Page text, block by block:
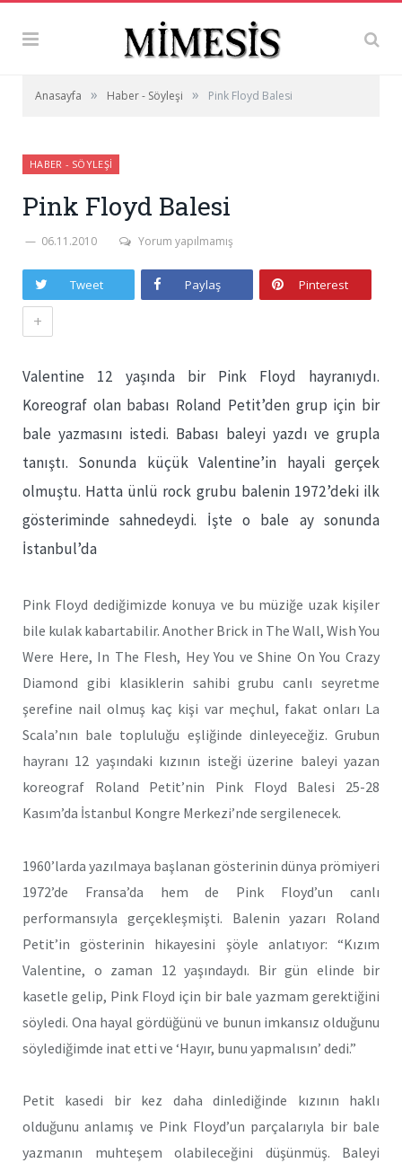
Anasayfa » Haber - Söyleşi » Pink Floyd Balesi
HABER - SÖYLEŞI
Pink Floyd Balesi
06.11.2010 Yorum yapılmamış
Tweet Paylaş Pinterest
+
Valentine 12 yaşında bir Pink Floyd hayranıydı.
Koreograf olan babası Roland Petit’den grup için bir
bale yazmasını istedi. Babası baleyi yazdı ve grupla
tanıştı. Sonunda küçük Valentine’in hayali gerçek
olmuştu. Hatta ünlü rock grubu balenin 1972’deki ilk
gösteriminde sahnedeydi. İşte o bale ay sonunda
İstanbul’da
Pink Floyd dediğimizde konuya ve bu müziğe uzak kişiler
bile kulak kabartabilir. Another Brick in The Wall, Wish You
Were Here, In The Flesh, Hey You ve Shine On You Crazy
Diamond gibi klasiklerin sahibi grubu canlı seyretme
şerefine nail olmuş kaç kişi var meçhul, fakat onları La
Scala’nın bale topluluğu eşliğinde dinleyeceğiz. Grubun
hayranı 12 yaşındaki kızının isteği üzerine baleyi yazan
koreograf Roland Petit’nin Pink Floyd Balesi 25-28
Kasım’da İstanbul Kongre Merkezi’nde sergilenecek.
1960’larda yazılmaya başlanan gösterinin dünya prömiyeri
1972’de Fransa’da hem de Pink Floyd’un canlı
performansıyla gerçekleşmişti. Balenin yazarı Roland
Petit’in gösterinin hikayesini şöyle anlatıyor: “Kızım
Valentine, o zaman 12 yaşındaydı. Bir gün elinde bir
kasetle gelip, Pink Floyd için bir bale yazmam gerektiğini
söyledi. Ona hayal gördüğünü ve bunun imkansız olduğunu
söylediğimde inat etti ve ‘Hayır, bunu yapmalısın’ dedi.”
Petit kasedi bir kez daha dinlediğinde kızının haklı
olduğunu anlamış ve Pink Floyd’un parçalarıyla bir bale
yazmanın muhteşem olabileceğini düşünmüş. Baleyi